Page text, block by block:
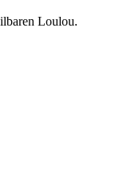
Loulou.